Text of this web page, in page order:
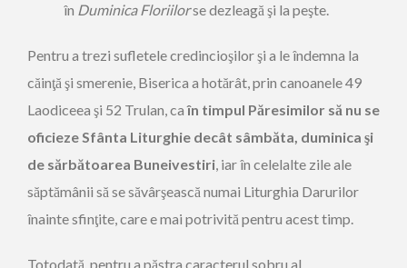
în Duminica Floriilorse dezleagă şi la peşte.
Pentru a trezi sufletele credincioşilor şi a le îndemna la
căinţă şi smerenie, Biserica a hotărât, prin canoanele 49
Laodiceea şi 52 Trulan, caîn timpul Păresimilor să nu se
oficieze Sfânta Liturghie decât sâmbăta, duminica şi
de sărbătoarea Buneivestiri, iar în celelalte zile ale
săptămânii să se săvârşească numai Liturghia Darurilor
înainte sfinţite, care e mai potrivită pentru acest timp.
Totodată, pentru a păstra caracterul sobru al